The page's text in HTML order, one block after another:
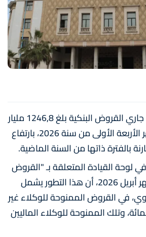
أفاد بنك المغرب بأن جاري القروض البنكية بلغ 1246,8 مليار
درهم عند متم الأشهر الأربعة الأولى من سنة 2026، بارتفاع
لوحة القيادة المتعلقة بـ "القروض
والودائع البنكية" لشهر أبريل 2026، أن هذا التطور يشمل
في القروض الممنوحة للوكلاء غير
بنسبة 8,1 بالمائة، وتلك الممنوحة للوكلاء الماليين